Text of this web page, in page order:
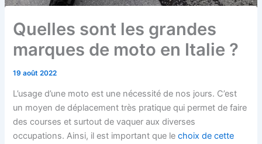
Quelles sont les grandes
marques de moto en Italie ?
19 août 2022
L’usage d’une moto est une nécessité de nos jours. C’est
un moyen de déplacement très pratique qui permet de faire
des courses et surtout de vaquer aux diverses
occupations. Ainsi, il est important que lechoix de cette